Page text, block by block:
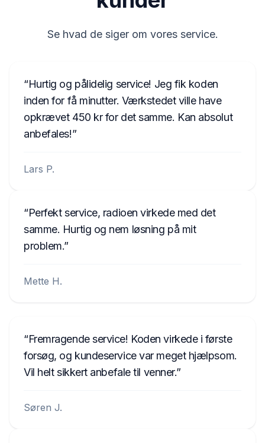
(01) 1 880 912179 001 7 (21) 11 07 0795
7918HN065012235
UAU4934567X
UBTE333456X
Se hvad de siger om vores service.
Hurtig og pålidelig service! Jeg fik koden
inden for få minutter. Værkstedet ville have
opkrævet 450 kr for det samme. Kan absolut
anbefales!
Lars P.
Perfekt service, radioen virkede med det
samme. Hurtig og nem løsning på mit
problem.
Mette H.
Fremragende service! Koden virkede i første
forsøg, og kundeservice var meget hjælpsom.
Vil helt sikkert anbefale til venner.
Søren J.